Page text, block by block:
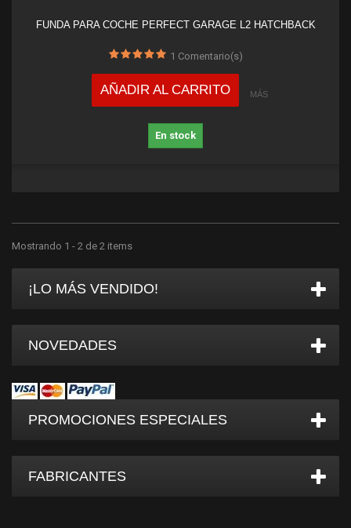
FUNDA PARA COCHE PERFECT GARAGE L2 HATCHBACK
1 Comentario(s)
AÑADIR AL CARRITO MÁS
En stock
Mostrando 1 - 2 de 2 items
¡LO MÁS VENDIDO!
NOVEDADES
PROMOCIONES ESPECIALES
FABRICANTES